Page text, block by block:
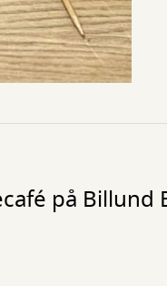
på Billund